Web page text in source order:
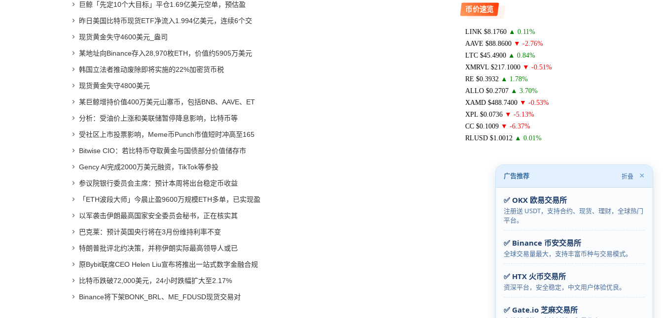
广告推荐 折叠 ×
✅ OKX 欧易交易所
注册送 USDT，支持合约、现货、理财，全球热门
平台。
✅ Binance 币安交易所
全球交易量最大，支持丰富币种与交易模式。
✅ HTX 火币交易所
资深平台，安全稳定，中文用户体验优良。
✅ Gate.io 芝麻交易所
巨鲸「先定10个大目标」平仓1.69亿美元空单，预估盈
昨日美国比特币现货ETF净流入1.994亿美元，连续6个交
现货黄金失守4600美元_盎司
某地址向Binance存入28,970枚ETH，价值约5905万美元
韩国立法者推动废除即将实施的22%加密货币税
现货黄金失守4800美元
某巨鲸增持价值400万美元山寨币，包括BNB、AAVE、ET
分析：受油价上涨和美联储暂停降息影响，比特币等
受社区上市投票影响，Meme币Punch市值短时冲高至165
Bitwise CIO：若比特币夺取黄金与国债部分价值储存市
Gency AI完成2000万美元融资，TikTok等参投
参议院银行委员会主席：预计本周将出台稳定币收益
「ETH波段大师」今晨止盈9600万规模ETH多单，已实现盈
以军袭击伊朗最高国家安全委员会秘书，正在核实其
巴克莱：预计英国央行将在3月份维持利率不变
特朗普批评北约决策，并称伊朗实际最高领导人或已
原Bybit联席CEO Helen Liu宣布将推出一站式数字金融合规
比特币跌破72,000美元，24小时跌幅扩大至2.17%
Binance将下架BONK_BRL、ME_FDUSD现货交易对
币价速览